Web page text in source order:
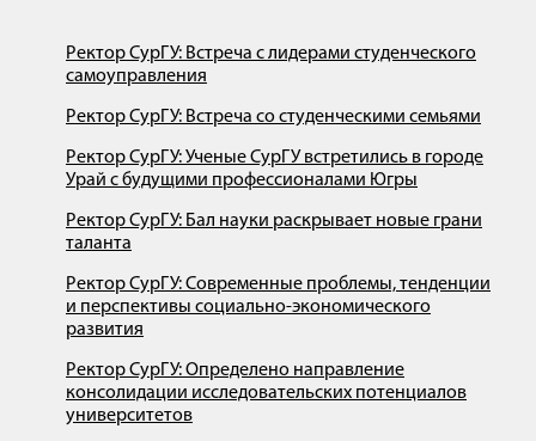
Ректор СурГУ: Встреча с лидерами студенческого
самоуправления
Ректор СурГУ: Встреча со студенческими семьями
Ректор СурГУ: Ученые СурГУ встретились в городе
Урай с будущими профессионалами Югры
Ректор СурГУ: Бал науки раскрывает новые грани
таланта
Ректор СурГУ: Современные проблемы, тенденции
и перспективы социально-экономического
развития
Ректор СурГУ: Определено направление
консолидации исследовательских потенциалов
университетов